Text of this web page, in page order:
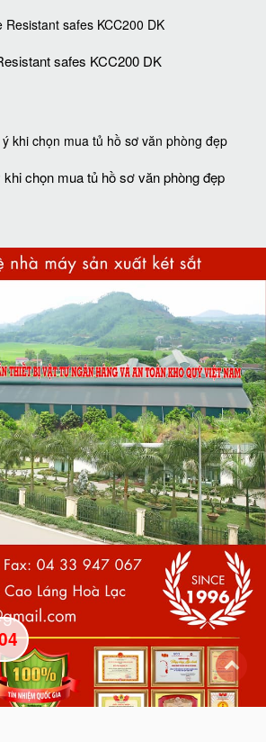
safes KCC200 DK
chọn mua tủ hồ sơ văn phòng đẹp
back